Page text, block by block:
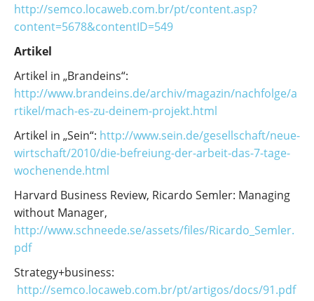
http://semco.locaweb.com.br/pt/content.asp?
content=5678&contentID=549
Artikel
Artikel in „Brandeins“:
http://www.brandeins.de/archiv/magazin/nachfolge/a
rtikel/mach-es-zu-deinem-projekt.html
Artikel in „Sein“: http://www.sein.de/gesellschaft/neue-
wirtschaft/2010/die-befreiung-der-arbeit-das-7-tage-
wochenende.html
Harvard Business Review, Ricardo Semler: Managing
without Manager,
http://www.schneede.se/assets/files/Ricardo_Semler.
pdf
Strategy+business:
http://semco.locaweb.com.br/pt/artigos/docs/91.pdf